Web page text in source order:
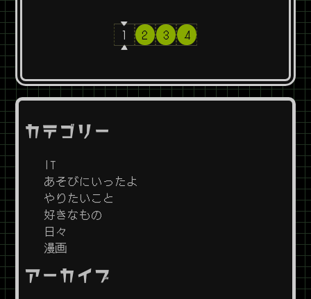
1 2 3 4
カテゴリー
IT
あそびにいったよ
やりたいこと
好きなもの
日々
漫画
アーカイブ